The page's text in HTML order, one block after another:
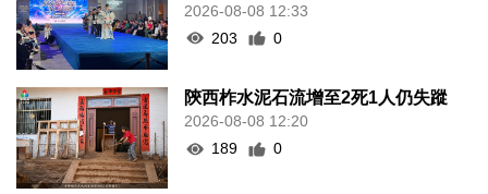
2026-08-08 12:33
203
0
陝西柞水泥石流增至2死1人仍失蹤
2026-08-08 12:20
189
0